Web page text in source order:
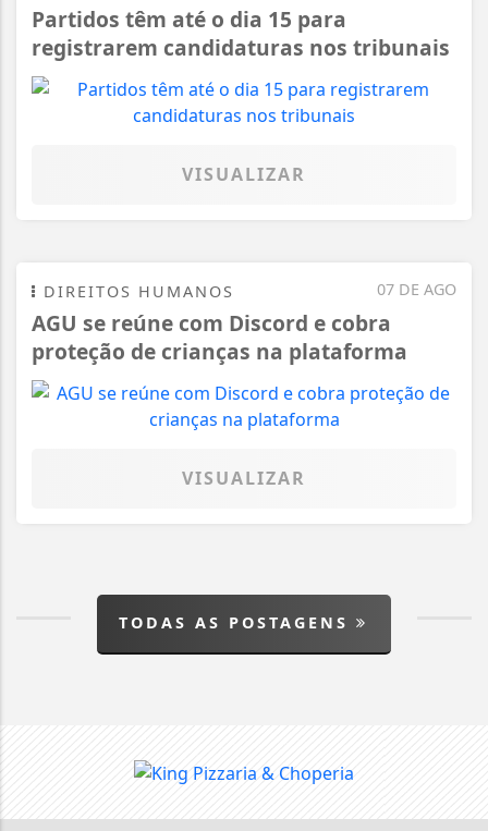
Partidos têm até o dia 15 para
registrarem candidaturas nos tribunais
VISUALIZAR
07 DE AGO
DIREITOS HUMANOS
AGU se reúne com Discord e cobra
proteção de crianças na plataforma
VISUALIZAR
TODAS AS POSTAGENS